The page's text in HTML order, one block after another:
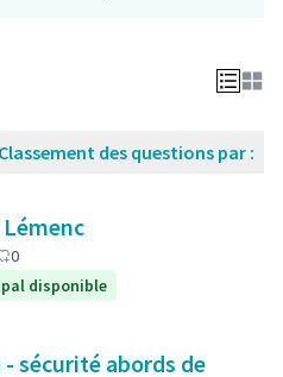
Classement des questions par :
0
disponible
- sécurité abords de